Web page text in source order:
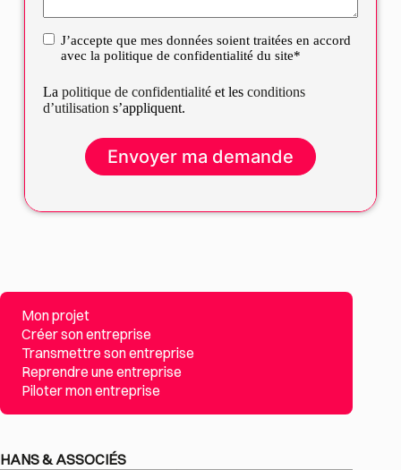
RGPDJ’accepte que mes données soient traitées en accord
avec la politique de confidentialité du site*
La politique de confidentialitéet les conditions
d’utilisation s’appliquent.
Mon projet
Créer son entreprise
Transmettre son entreprise
Reprendre une entreprise
Piloter mon entreprise
HANS & ASSOCIÉS